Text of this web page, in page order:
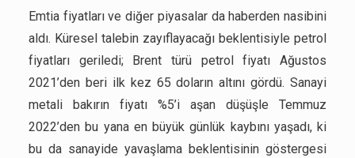
Emtia fiyatları ve diğer piyasalar da haberden nasibini
aldı. Küresel talebin zayıflayacağı beklentisiyle petrol
fiyatları geriledi; Brent türü petrol fiyatı Ağustos
2021’den beri ilk kez 65 doların altını gördü. Sanayi
metali bakırın fiyatı %5’i aşan düşüşle Temmuz
2022’den bu yana en büyük günlük kaybını yaşadı, ki
bu da sanayide yavaşlama beklentisinin göstergesi